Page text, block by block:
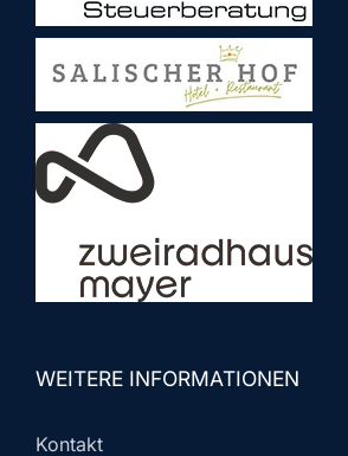
WEITERE INFORMATIONEN
Kontakt